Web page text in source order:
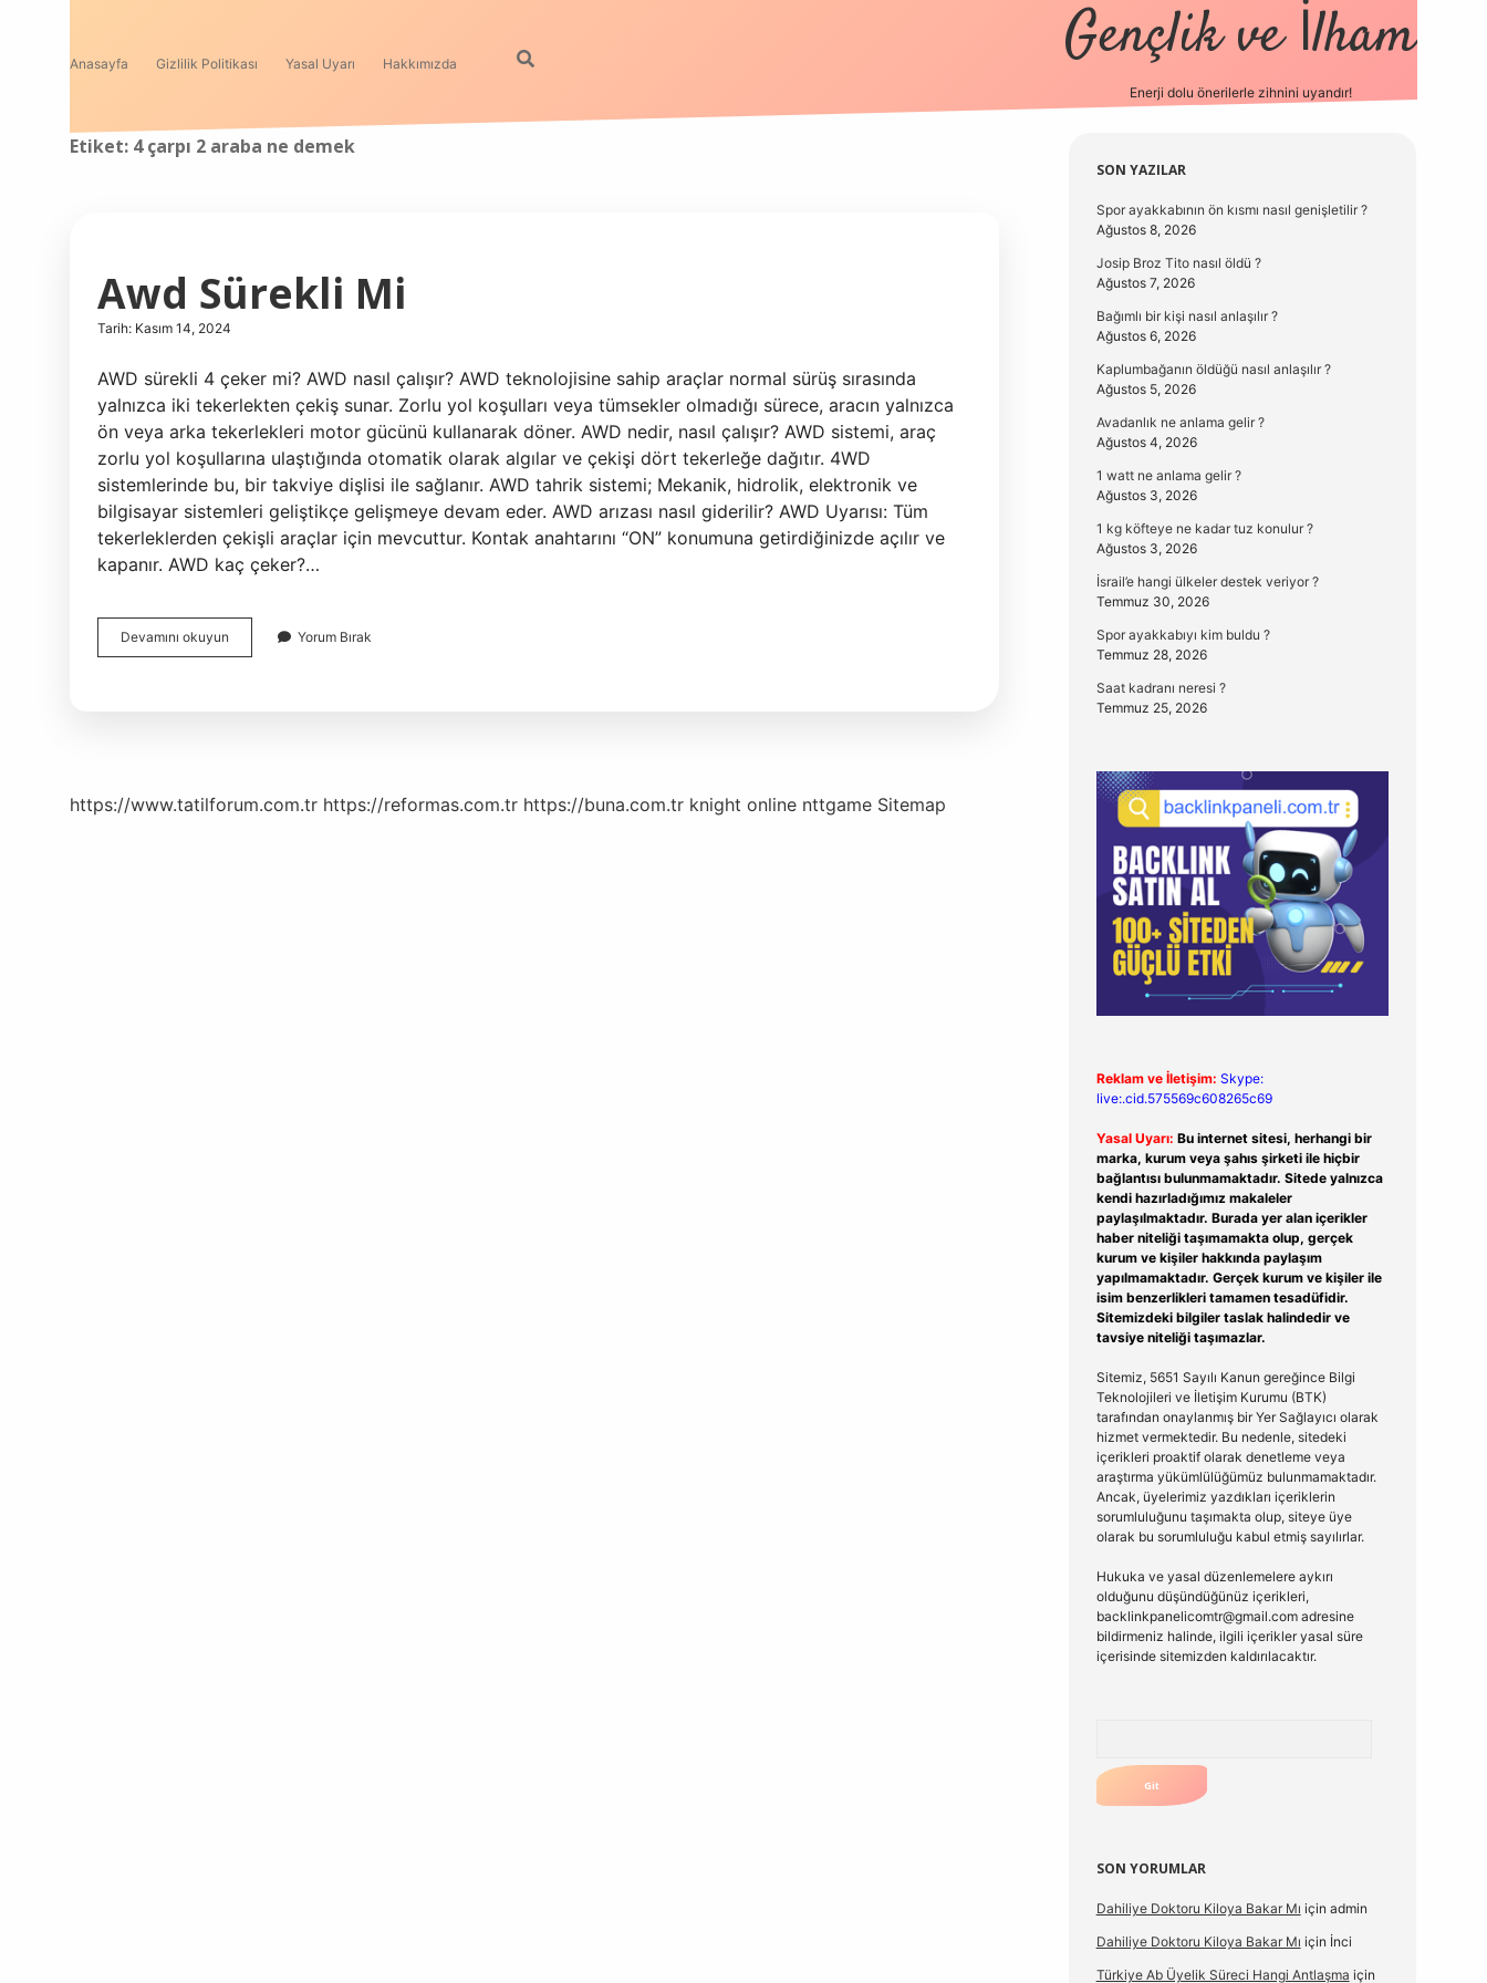
Anasayfa Gizlilik Politikası Yasal Uyarı Hakkımızda Gençlik ve İlham
Enerji dolu önerilerle zihnini uyandır!
Etiket: 4 çarpı 2 araba ne demek
Awd Sürekli Mi
Tarih: Kasım 14, 2024
AWD sürekli 4 çeker mi? AWD nasıl çalışır? AWD teknolojisine sahip araçlar normal sürüş sırasında
yalnızca iki tekerlekten çekiş sunar. Zorlu yol koşulları veya tümsekler olmadığı sürece, aracın yalnızca
ön veya arka tekerlekleri motor gücünü kullanarak döner. AWD nedir, nasıl çalışır? AWD sistemi, araç
zorlu yol koşullarına ulaştığında otomatik olarak algılar ve çekişi dört tekerleğe dağıtır. 4WD
sistemlerinde bu, bir takviye dişlisi ile sağlanır. AWD tahrik sistemi; Mekanik, hidrolik, elektronik ve
bilgisayar sistemleri geliştikçe gelişmeye devam eder. AWD arızası nasıl giderilir? AWD Uyarısı: Tüm
tekerleklerden çekişli araçlar için mevcuttur. Kontak anahtarını “ON” konumuna getirdiğinizde açılır ve
kapanır. AWD kaç çeker?…
Devamını okuyun
Sürekli
Yorum Bırak
https://www.tatilforum.com.tr https://reformas.com.tr https://buna.com.tr knight online nttgame Sitemap
Sidebar
SON YAZILAR
Spor ayakkabının ön kısmı nasıl genişletilir ?
Ağustos 8, 2026
Josip Broz Tito nasıl öldü ?
Ağustos 7, 2026
Bağımlı bir kişi nasıl anlaşılır ?
Ağustos 6, 2026
Kaplumbağanın öldüğü nasıl anlaşılır ?
Ağustos 5, 2026
Avadanlık ne anlama gelir ?
Ağustos 4, 2026
1 watt ne anlama gelir ?
Ağustos 3, 2026
1 kg köfteye ne kadar tuz konulur ?
Ağustos 3, 2026
İsrail’e hangi ülkeler destek veriyor ?
Temmuz 30, 2026
Spor ayakkabıyı kim buldu ?
Temmuz 28, 2026
Saat kadranı neresi ?
Temmuz 25, 2026
Reklam ve İletişim: Skype:
live:.cid.575569c608265c69
Yasal Uyarı: Bu internet sitesi, herhangi bir
marka, kurum veya şahıs şirketi ile hiçbir
bağlantısı bulunmamaktadır. Sitede yalnızca
kendi hazırladığımız makaleler
paylaşılmaktadır. Burada yer alan içerikler
haber niteliği taşımamakta olup, gerçek
kurum ve kişiler hakkında paylaşım
yapılmamaktadır. Gerçek kurum ve kişiler ile
isim benzerlikleri tamamen tesadüfidir.
Sitemizdeki bilgiler taslak halindedir ve
tavsiye niteliği taşımazlar.
Sitemiz, 5651 Sayılı Kanun gereğince Bilgi
Teknolojileri ve İletişim Kurumu (BTK)
tarafından onaylanmış bir Yer Sağlayıcı olarak
hizmet vermektedir. Bu nedenle, sitedeki
içerikleri proaktif olarak denetleme veya
araştırma yükümlülüğümüz bulunmamaktadır.
Ancak, üyelerimiz yazdıkları içeriklerin
sorumluluğunu taşımakta olup, siteye üye
olarak bu sorumluluğu kabul etmiş sayılırlar.
Hukuka ve yasal düzenlemelere aykırı
olduğunu düşündüğünüz içerikleri,
backlinkpanelicomtr@gmail.comadresine
bildirmeniz halinde, ilgili içerikler yasal süre
içerisinde sitemizden kaldırılacaktır.
SON YORUMLAR
Dahiliye Doktoru Kiloya Bakar Mı için admin
Dahiliye Doktoru Kiloya Bakar Mı için İnci
Türkiye Ab Üyelik Süreci Hangi Antlaşma için